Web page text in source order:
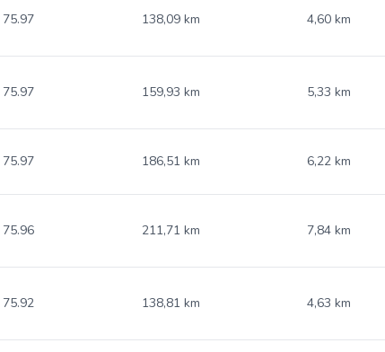
75.97 138,09 km 4,60 km
75.97 159,93 km 5,33 km
75.97 186,51 km 6,22 km
75.96 211,71 km 7,84 km
75.92 138,81 km 4,63 km